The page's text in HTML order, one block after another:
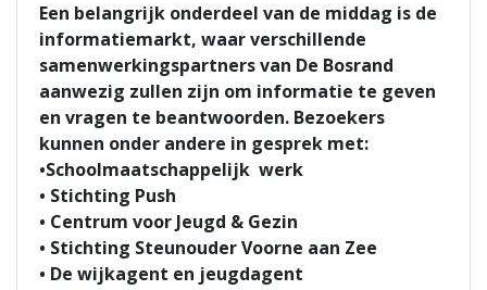
Een belangrijk onderdeel van de middag is de
informatiemarkt, waar verschillende
samenwerkingspartners van De Bosrand
aanwezig zullen zijn om informatie te geven
en vragen te beantwoorden. Bezoekers
kunnen onder andere in gesprek met:
•Schoolmaatschappelijk werk
• Stichting Push
• Centrum voor Jeugd & Gezin
• Stichting Steunouder Voorne aan Zee
• De wijkagent en jeugdagent